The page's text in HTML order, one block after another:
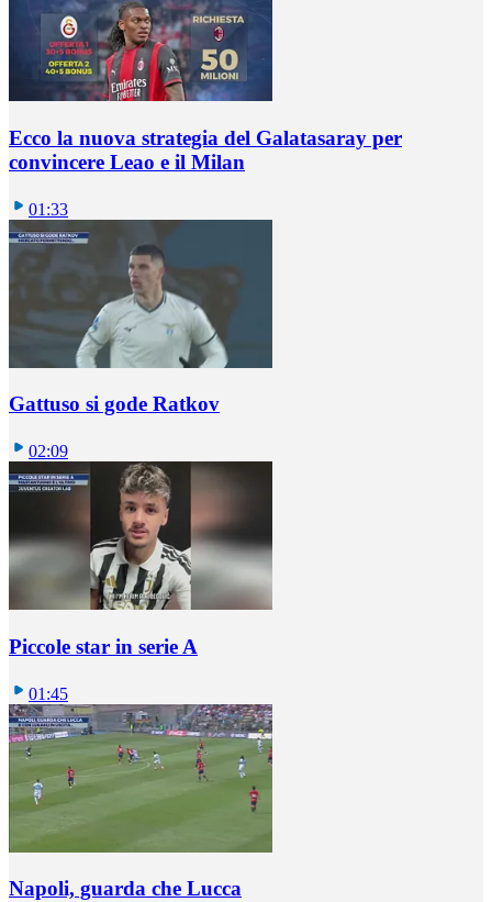
Ecco la nuova strategia del Galatasaray per
convincere Leao e il Milan
01:33
Gattuso si gode Ratkov
02:09
Piccole star in serie A
01:45
Napoli, guarda che Lucca